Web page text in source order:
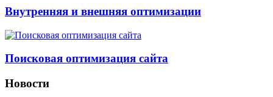
Внутренняя и внешняя оптимизации
Поисковая оптимизация сайта
Новости